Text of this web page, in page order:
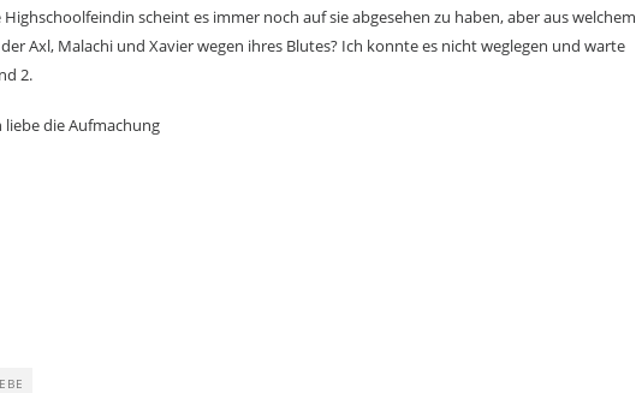
scheint es immer noch auf sie abgesehen zu haben, aber aus welchem
Axl, Malachi und Xavier wegen ihres Blutes? Ich konnte es nicht weglegen und warte
2.
liebe die Aufmachung